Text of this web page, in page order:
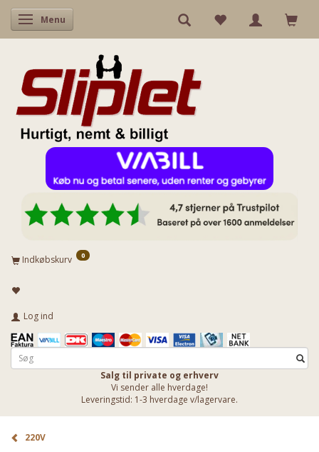
Skifte navigation
Menu
Indkøbskurv 0
Log ind
Salg til private og erhverv
Vi sender alle hverdage!
Leveringstid: 1-3 hverdage v/lagervare.
220V